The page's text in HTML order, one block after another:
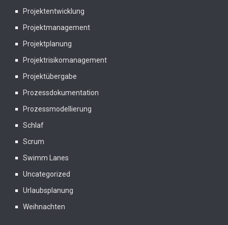
Projektentwicklung
Projektmanagement
Projektplanung
Projektrisikomanagement
Projektübergabe
Prozessdokumentation
Prozessmodellierung
Schlaf
Scrum
Swimm Lanes
Uncategorized
Urlaubsplanung
Weihnachten